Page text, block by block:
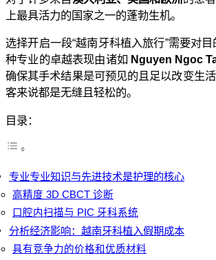
上最具活力的国家之一的蓬勃生机。
选择开启一段“越南牙科植入旅行”需要对
种专业的卓越表现由诸如 Nguyen Ngoc
确保其手术结果是可预见的且足以改变生
客来说都是无缝且轻松的。
目录：
专业专业知识与先进技术是护理的核心
高精度 3D CBCT 诊断
口腔内扫描与 PIC 牙科系统
分析经济影响：越南牙科植入假期成本
具有竞争力的价格和优质材料